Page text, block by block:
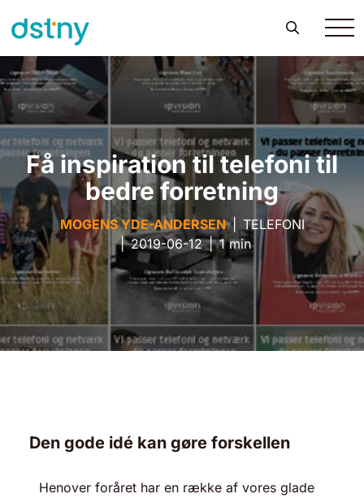
Få inspiration til telefoni til
bedre forretning
MOGENS YDE-ANDERSEN | TELEFONI
| 2019-06-12 | 1 min
Den gode idé kan gøre forskellen
Henover foråret har en række af vores glade